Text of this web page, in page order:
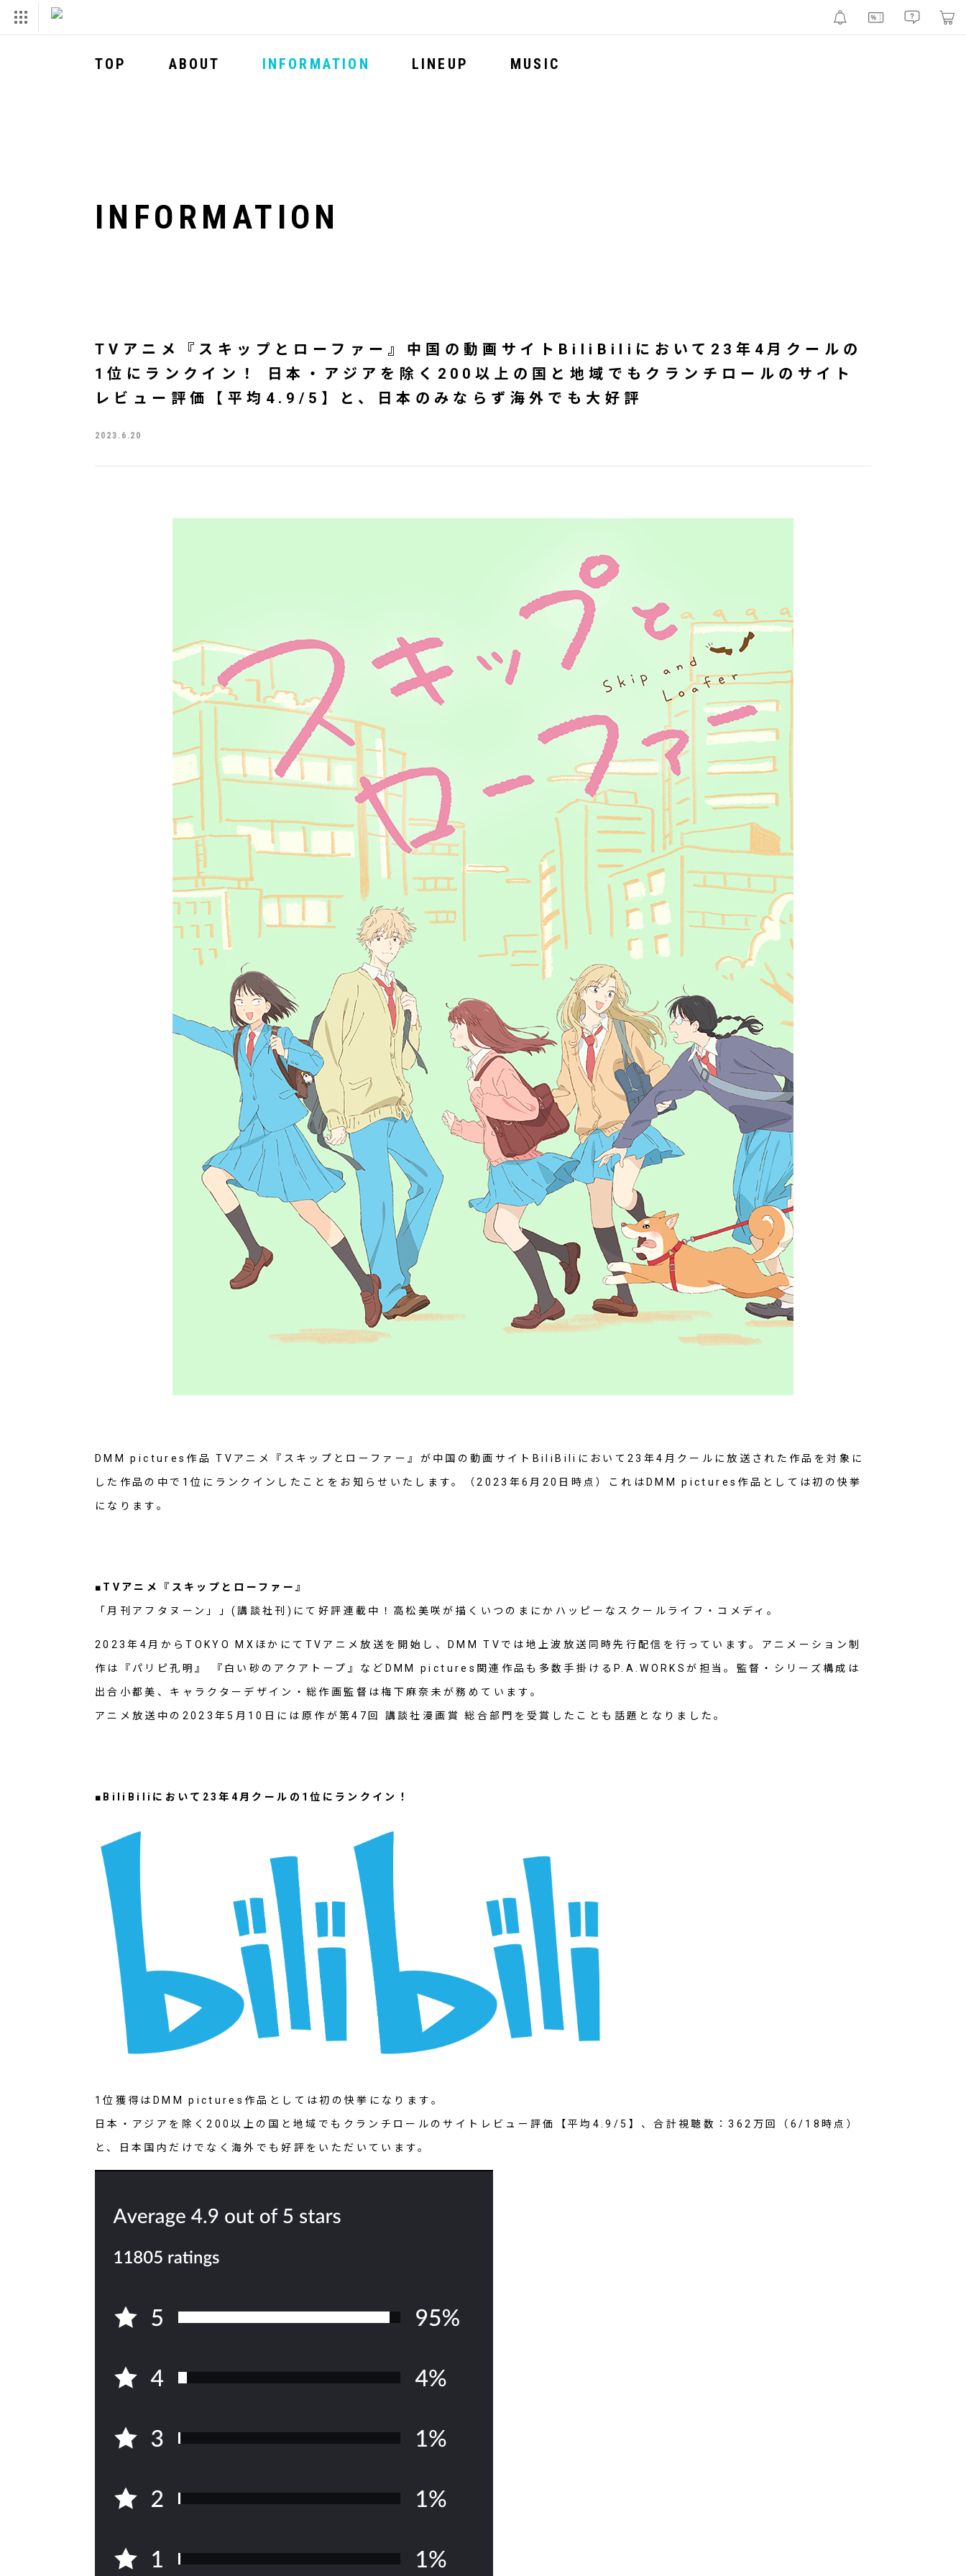
TOP ABOUT INFORMATION LINEUP MUSIC
INFORMATION
TVアニメ『スキップとローファー』中国の動画サイトBiliBiliにおいて23年4月クールの
1位にランクイン！ 日本・アジアを除く200以上の国と地域でもクランチロールのサイト
レビュー評価【平均4.9/5】と、日本のみならず海外でも大好評
2023.6.20
DMM pictures作品 TVアニメ『スキップとローファー』が中国の動画サイトBiliBiliにおいて23年4月クールに放送された作品を対象に
した作品の中で1位にランクインしたことをお知らせいたします。（2023年6月20日時点）これはDMM pictures作品としては初の快挙
になります。
■TVアニメ『スキップとローファー』
「月刊アフタヌーン」」(講談社刊)にて好評連載中！高松美咲が描くいつのまにかハッピーなスクールライフ・コメディ。
2023年4月からTOKYO MXほかにてTVアニメ放送を開始し、DMM TVでは地上波放送同時先行配信を行っています。アニメーション制
作は『パリピ孔明』 『白い砂のアクアトープ』などDMM pictures関連作品も多数手掛けるP.A.WORKSが担当。監督・シリーズ構成は
出合小都美、キャラクターデザイン・総作画監督は梅下麻奈未が務めています。
アニメ放送中の2023年5月10日には原作が第47回 講談社漫画賞 総合部門を受賞したことも話題となりました。
■BiliBiliにおいて23年4月クールの1位にランクイン！
1位獲得はDMM pictures作品としては初の快挙になります。
日本・アジアを除く200以上の国と地域でもクランチロールのサイトレビュー評価【平均4.9/5】、合計視聴数：362万回（6/18時点）
と、日本国内だけでなく海外でも好評をいただいています。